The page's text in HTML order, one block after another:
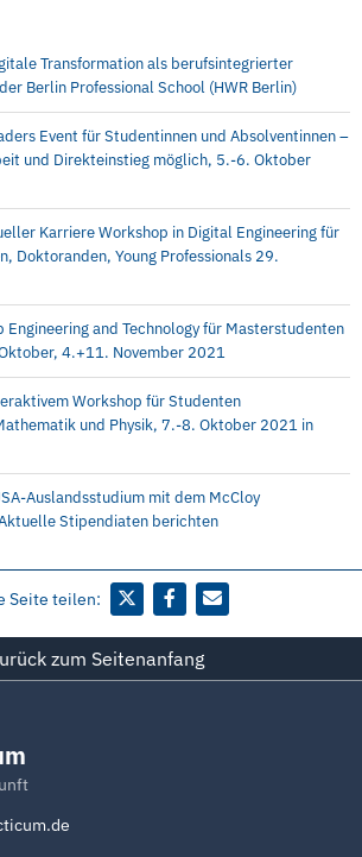
Transformation als berufsintegrierter
Berlin Professional School (HWR Berlin)
Event für Studentinnen und Absolventinnen –
und Direkteinstieg möglich, 5.-6. Oktober
Karriere Workshop in Digital Engineering für
Doktoranden, Young Professionals 29.
Engineering and Technology für Masterstudenten
4.+11. November 2021
Workshop für Studenten
und Physik, 7.-8. Oktober 2021 in
Auslandsstudium mit dem McCloy
Stipendiaten berichten
Seite teilen:
zum Seitenanfang